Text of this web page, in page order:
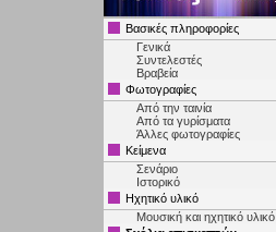
Βασικές πληροφορίες
Γενικά
Συντελεστές
Βραβεία
Φωτογραφίες
Από την ταινία
Από τα γυρίσματα
Άλλες φωτογραφίες
Κείμενα
Σενάριο
Ιστορικό
Ηχητικό υλικό
Μουσική και ηχητικό υλικό